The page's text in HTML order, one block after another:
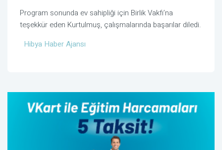
Program sonunda ev sahipliği için Birlik Vakfı’na
teşekkür eden Kurtulmuş, çalışmalarında başarılar diledi.
Hibya Haber Ajansı